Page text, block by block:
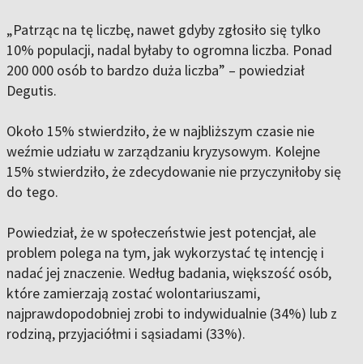
„Patrząc na tę liczbę, nawet gdyby zgłosiło się tylko
10% populacji, nadal byłaby to ogromna liczba. Ponad
200 000 osób to bardzo duża liczba” – powiedział
Degutis.
Około 15% stwierdziło, że w najbliższym czasie nie
weźmie udziału w zarządzaniu kryzysowym. Kolejne
15% stwierdziło, że zdecydowanie nie przyczyniłoby się
do tego.
Powiedział, że w społeczeństwie jest potencjał, ale
problem polega na tym, jak wykorzystać tę intencję i
nadać jej znaczenie. Według badania, większość osób,
które zamierzają zostać wolontariuszami,
najprawdopodobniej zrobi to indywidualnie (34%) lub z
rodziną, przyjaciółmi i sąsiadami (33%).